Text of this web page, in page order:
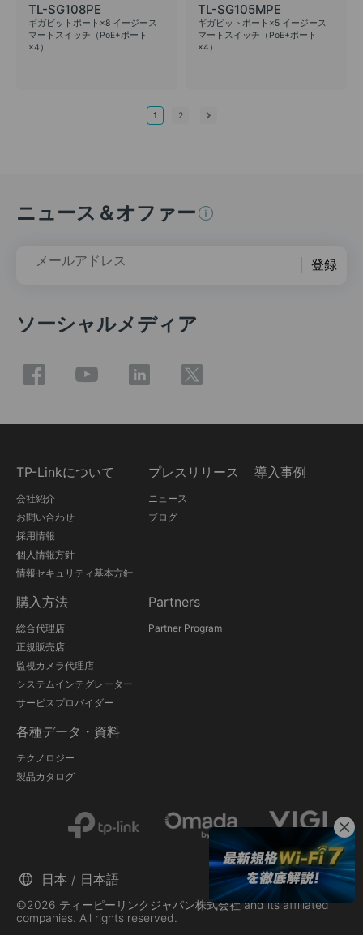
TL-SG108PE
ギガビットポート×8 イージース
マートスイッチ（PoE+ポート
×4）
TL-SG105MPE
ギガビットポート×5 イージース
マートスイッチ（PoE+ポート
×4）
1 2
ニュース＆オファー
メールアドレス 登録
ソーシャルメディア
TP-Linkについて
会社紹介
お問い合わせ
採用情報
個人情報方針
情報セキュリティ基本方針
プレスリリース
ニュース
ブログ
導入事例
購入方法
総合代理店
正規販売店
監視カメラ代理店
システムインテグレーター
サービスプロバイダー
Partners
Partner Program
各種データ・資料
テクノロジー
製品カタログ
©2026 ティーピーリンクジャパン株式会社 and its affiliated
companies. All rights reserved.
日本 / 日本語